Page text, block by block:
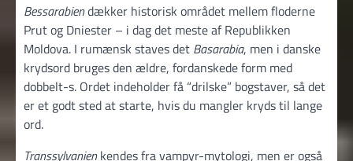
Bessarabiendækker historisk området mellem floderne
Prut og Dniester – i dag det meste af Republikken
Moldova. I rumænsk staves det Basarabia, men i danske
krydsord bruges den ældre, fordanskede form med
dobbelt-s. Ordet indeholder få “drilske” bogstaver, så det
er et godt sted at starte, hvis du mangler kryds til lange
ord.
Transsylvanienkendes fra vampyr-mytologi, men er også